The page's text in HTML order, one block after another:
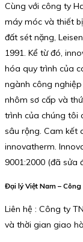
Cùng với công ty
máy móc và thiết
đất sét nặng,
1991. Kể từ đó,
hóa quy trình của
ngành công
nhôm sơ cấp và
trình của chúng tôi
sâu rộng. Cam kết
innovatherm.
9001:2000 (đã sửa
Đại lý Việt Nam –
Liên hệ : Công ty
và thời gian giao